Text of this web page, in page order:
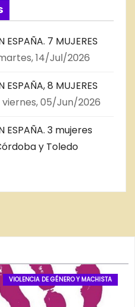
ESPAÑA. 7 MUJERES
14/Jul/2026
ESPAÑA, 8 MUJERES
viernes, 05/Jun/2026
ESPAÑA. 3 mujeres
y Toledo
VIOLENCIA DE GÉNERO Y MACHISTA